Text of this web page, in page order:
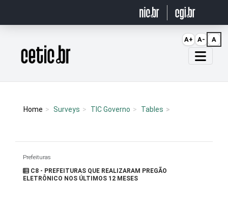
Página inicial
Home Surveys TIC Governo Tables
Prefeituras
C8 - PREFEITURAS QUE REALIZARAM PREGÃO
ELETRÔNICO NOS ÚLTIMOS 12 MESES
A+ A- A